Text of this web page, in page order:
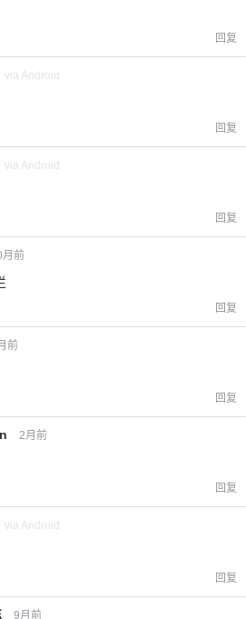
回复
via Android
回复
via Android
回复
月前
回复
前
回复
2月前
回复
via Android
回复
9月前